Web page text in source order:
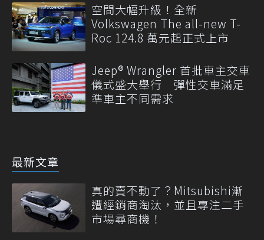
空間大幅升級！全新
Volkswagen The all-new T-
Roc 124.8 萬元起正式上市
Jeep® Wrangler 首批車主交車
儀式盛大舉行 彈性交車滿足
準車主不同需求
最新文章
真的賣不動了？Mitsubishi漸
遭經銷商淘汰，並且專注二手
市場尋商機！